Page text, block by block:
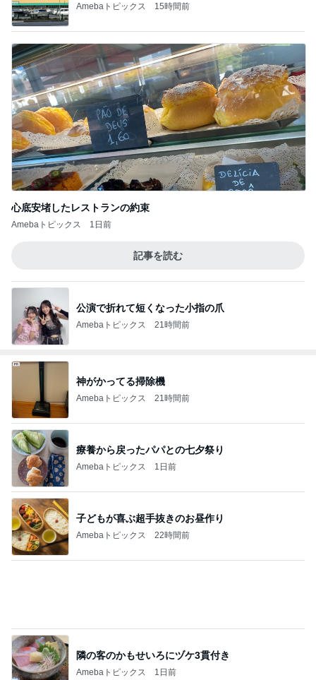
Amebaトピックス 15時間前
心底安堵したレストランの約束
Amebaトピックス 1日前
記事を読む
公演で折れて短くなった小指の爪
Amebaトピックス 21時間前
神がかってる掃除機
Amebaトピックス 21時間前
療養から戻ったパパとの七夕祭り
Amebaトピックス 1日前
子どもが喜ぶ超手抜きのお昼作り
Amebaトピックス 22時間前
隣の客のかもせいろにヅケ3貫付き
Amebaトピックス 1日前